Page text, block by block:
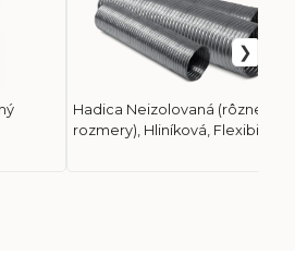
Hadica Neizolovaná (rôzne
rozmery), Hliníková, Flexibilná